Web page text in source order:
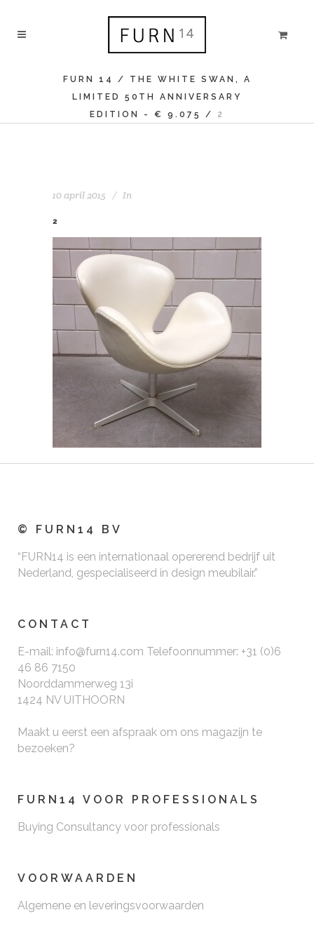
FURN 14 /
THE WHITE SWAN, A
LIMITED 50TH ANNIVERSARY
EDITION - € 9.075
/ 2
10 april 2015 In
2
© FURN14 BV
“FURN14 is een internationaal opererend bedrijf uit
Nederland, gespecialiseerd in design meubilair.”
CONTACT
E-mail: info@furn14.com Telefoonnummer: +31 (0)6
46 86 7150
Noorddammerweg 13i
1424 NV UITHOORN
Maakt u eerst een afspraak om ons magazijn te
bezoeken?
FURN14 VOOR PROFESSIONALS
Buying Consultancy voor professionals
VOORWAARDEN
Algemene en leveringsvoorwaarden